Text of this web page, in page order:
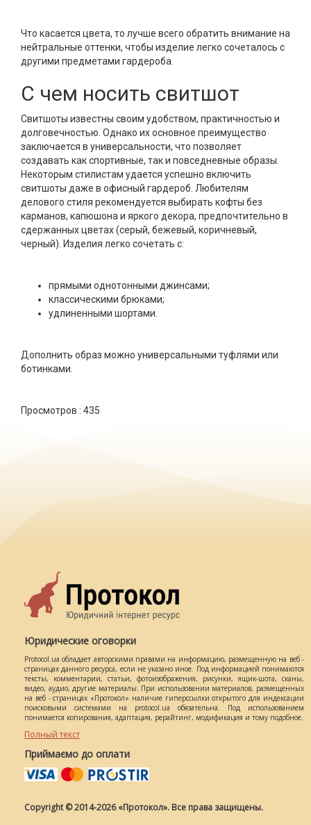
Что касается цвета, то лучше всего обратить внимание на
нейтральные оттенки, чтобы изделие легко сочеталось с
другими предметами гардероба.
С чем носить свитшот
Свитшоты известны своим удобством, практичностью и
долговечностью. Однако их основное преимущество
заключается в универсальности, что позволяет
создавать как спортивные, так и повседневные образы.
Некоторым стилистам удается успешно включить
свитшоты даже в офисный гардероб. Любителям
делового стиля рекомендуется выбирать кофты без
карманов, капюшона и яркого декора, предпочтительно в
сдержанных цветах (серый, бежевый, коричневый,
черный). Изделия легко сочетать с:
прямыми однотонными джинсами;
классическими брюками;
удлиненными шортами.
Дополнить образ можно универсальными туфлями или
ботинками.
Просмотров : 435
Юридические оговорки
Protocol.ua обладает авторскими правами на информацию, размещенную на веб -
страницах данного ресурса, если не указано иное. Под информацией понимаются
тексты, комментарии, статьи, фотоизображения, рисунки, ящик-шота, сканы,
видео, аудио, другие материалы. При использовании материалов, размещенных
на веб - страницах «Протокол» наличие гиперссылки открытого для индексации
поисковыми системами на protocol.ua обязательна. Под использованием
понимается копирования, адаптация, рерайтинг, модификация и тому подобное.
Полный текст
Приймаємо до оплати
Copyright © 2014-2026 «Протокол». Все права защищены.